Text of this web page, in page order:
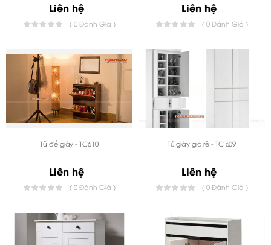
Liên hệ
( 0 Đánh Giá )
Liên hệ
( 0 Đánh Giá )
Tủ để giày - TC610
Liên hệ
( 0 Đánh Giá )
Tủ giày giá rẻ - TC 609
Liên hệ
( 0 Đánh Giá )